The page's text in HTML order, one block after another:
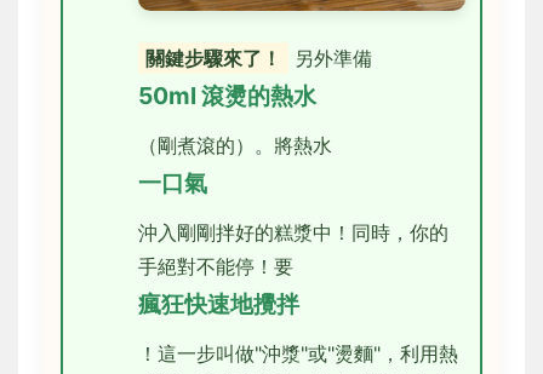
關鍵步驟來了！ 另外準備
50ml 滾燙的熱水
（剛煮滾的）。將熱水
一口氣
沖入剛剛拌好的糕漿中！同時，你的
手絕對不能停！要
瘋狂快速地攪拌
！這一步叫做"沖漿"或"燙麵"，利用熱